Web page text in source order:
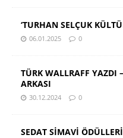
‘TURHAN SELÇUK
06.01.2025 0
TÜRK WALLRAFF YAZDI
ARKASI
30.12.2024 0
SEDAT SİMAVİ